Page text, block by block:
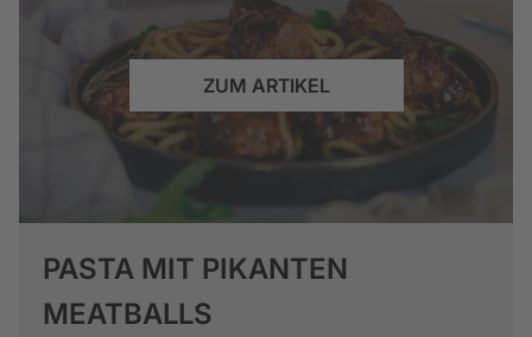
ZUM ARTIKEL
PASTA MIT PIKANTEN
MEATBALLS